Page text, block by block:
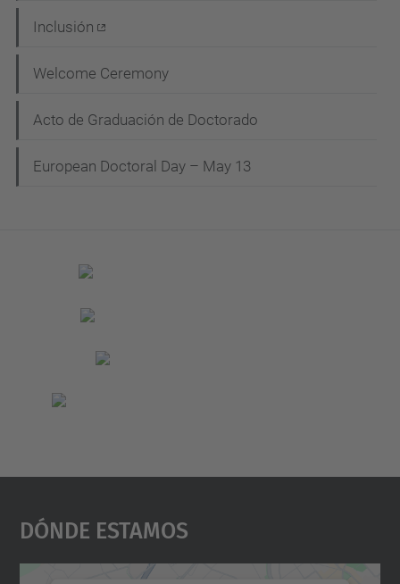
Inclusión
Welcome Ceremony
Acto de Graduación de Doctorado
European Doctoral Day – May 13
Dónde Estamos